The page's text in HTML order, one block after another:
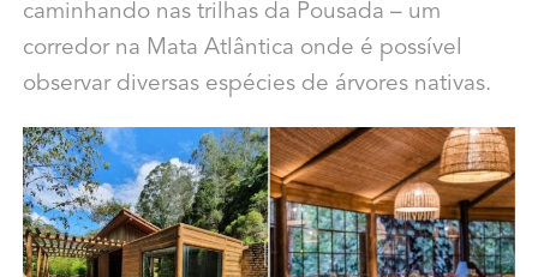
caminhando nas trilhas da Pousada – um
corredor na Mata Atlântica onde é possível
observar diversas espécies de árvores nativas.